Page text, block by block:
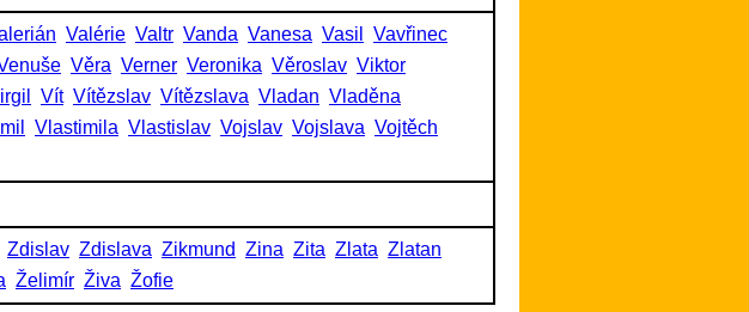
Valérie Valtr Vanda Vanesa Vasil
Vavřinec
Věra Verner Veronika Věroslav Viktor
Vít Vítězslav Vítězslava Vladan Vladěna
Vlastimila Vlastislav Vojslav Vojslava Vojtěch
Zdislav Zdislava Zikmund Zina Zita Zlata Zlatan
Želimír Živa Žofie